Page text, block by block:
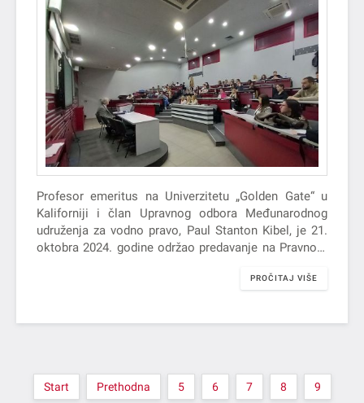
Profesor emeritus na Univerzitetu „Golden Gate“ u
Kaliforniji i član Upravnog odbora Međunarodnog
udruženja za vodno pravo, Paul Stanton Kibel, je 21.
oktobra 2024. godine održao predavanje na Pravnom
temu „Od fragmentacije do konvergencije: Podnesak
PROČITAJ VIŠE
Start Prethodna 5 6 7 8 9